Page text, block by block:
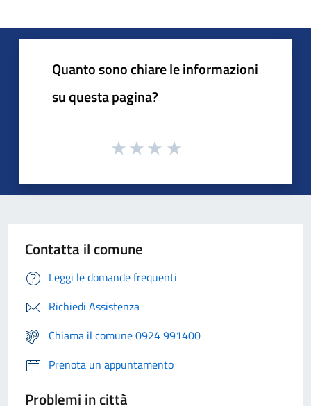
Quanto sono chiare le informazioni
su questa pagina?
Contatta il comune
Leggi le domande frequenti
Richiedi Assistenza
Chiama il comune 0924 991400
Prenota un appuntamento
Problemi in città